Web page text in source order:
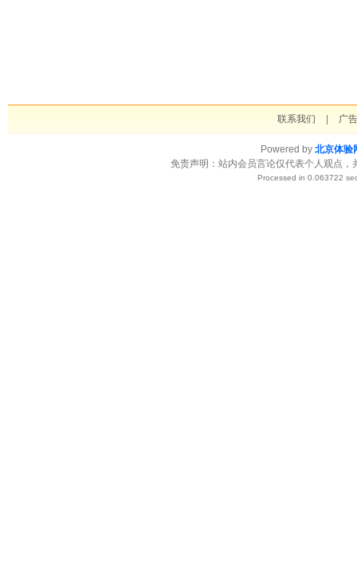
联系我们 广
Powered by 北京体验
免责声明：站内会员言论仅代表个人观点
Processed in 0.063722